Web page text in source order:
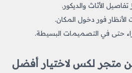
الأثاث والديكور.
فور دخول المكان.
حتى في التصميمات البسيطة.
متجر لكس لاختيار أفضل